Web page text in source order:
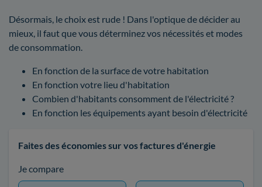
Désormais, le choix est rude ! Dans l'optique de décider au
mieux, il faut que vous déterminez vos nécessités et modes
de consommation.
En fonction de la surface de votre habitation
En fonction votre lieu d'habitation
Combien d'habitants consomment de l'électricité ?
En fonction les équipements ayant besoin d'électricité
Faites des économies sur vos factures d'énergie
Je compare